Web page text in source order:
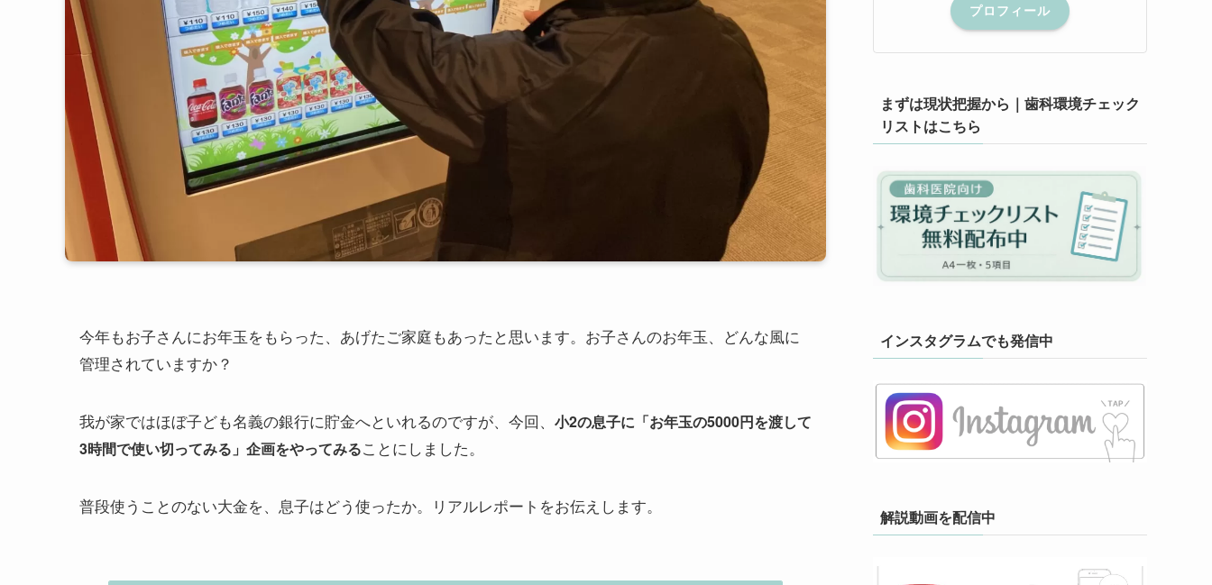
今年もお子さんにお年玉をもらった、あげたご家庭もあったと思います。お子さんのお年玉、どんな風に
管理されていますか？
我が家ではほぼ子ども名義の銀行に貯金へといれるのですが、今回、 小2の息子に「お年玉の5000円を渡して
3時間で使い切ってみる」企画をやってみることにしました。
普段使うことのない大金を、息子はどう使ったか。リアルレポートをお伝えします。
プロフィール
まずは現状把握から｜歯科環境チェック
リストはこちら
インスタグラムでも発信中
解説動画を配信中